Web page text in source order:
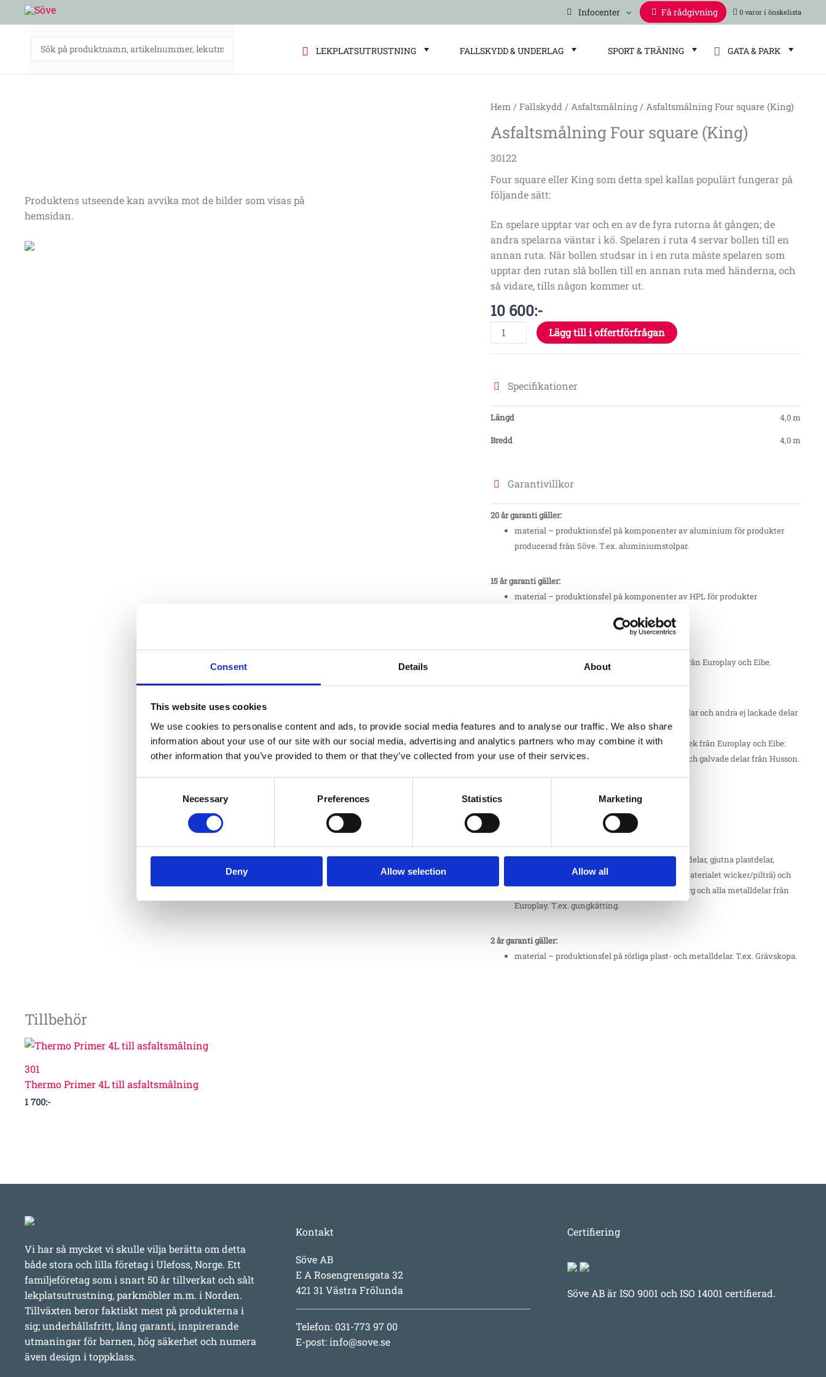
Consent Details About
This website uses cookies
We use cookies to personalise content and ads, to provide social media features and to analyse our traffic. We also share
information about your use of our site with our social media, advertising and analytics partners who may combine it with
other information that you’ve provided to them or that they’ve collected from your use of their services.
Necessary Preferences Statistics Marketing
Deny Allow selection Allow all
Hoppa
till
innehåll
Infocenter Få rådgivning 0 varor
LEKPLATSUTRUSTNING FALLSKYDD & UNDERLAG SPORT & TRÄNING GATA & PARK
Hem /Fallskydd / Asfaltsmålning / Asfaltsmålning Four square (King)
Asfaltsmålning Four square (King)
30122
Four square eller King som detta spel kallas populärt fungerar på
följande sätt:
En spelare upptar var och en av de fyra rutorna åt gången; de
andra spelarna väntar i kö. Spelaren i ruta 4 servar bollen till en
annan ruta. När bollen studsar in i en ruta måste spelaren som
upptar den rutan slå bollen till en annan ruta med händerna, och
så vidare, tills någon kommer ut.
10 600:-
Four
(King)
mängd
Lägg till i offertförfrågan
Specifikationer
Längd 4,0 m
Bredd 4,0 m
Garantivillkor
20 år garanti gäller:
material – produktionsfel på komponenter av aluminium för produkter
producerad från Söve. T.ex. aluminiumstolpar.
15 år garanti gäller:
material – produktionsfel på komponenter av HPL för produkter
material – produktionsfel på delar av robinia från Europlay och Eibe.
material – produktionsfel på galvaniserade delar och andra ej lackade delar
av stål, samt plattor av HDPE. T.ex. stålstolpar
material – produktionsfel på delar av lärk och ek från Europlay och Eibe:
Mot rost på produkter från Erlau: aluminium och galvade delar från Husson.
8 år garanti gäller:
5 år garanti gäller:
material – produktionsfel på fjäder, lackerade delar, gjutna plastdelar,
klätternät, produkter av trä (inte produkter i materialet wicker/pilträ) och
fästen (inte rörliga), alla produkter från Kraiburg och alla metalldelar från
Europlay. T.ex. gungkätting.
2 år garanti gäller:
material – produktionsfel på rörliga plast- och metalldelar. T.ex. Grävskopa.
Produktens utseende kan avvika mot de bilder som visas på
hemsidan.
Tillbehör
301
Thermo Primer 4L till asfaltsmålning
1 700:-
Vi har så mycket vi skulle vilja berätta om detta
både stora och lilla företag i Ulefoss, Norge. Ett
familjeföretag som i snart 50 år tillverkat och sålt
lekplatsutrustning, parkmöbler m.m. i Norden.
Tillväxten beror faktiskt mest på produkterna i
sig; underhållsfritt, lång garanti, inspirerande
utmaningar för barnen, hög säkerhet och numera
även design i toppklass.
Kontakt
Söve AB
E A Rosengrensgata 32
421 31 Västra Frölunda
Telefon: 031-773 97 00
E-post:info@sove.se
Certifiering
Söve AB är ISO 9001 och ISO 14001 certifierad.